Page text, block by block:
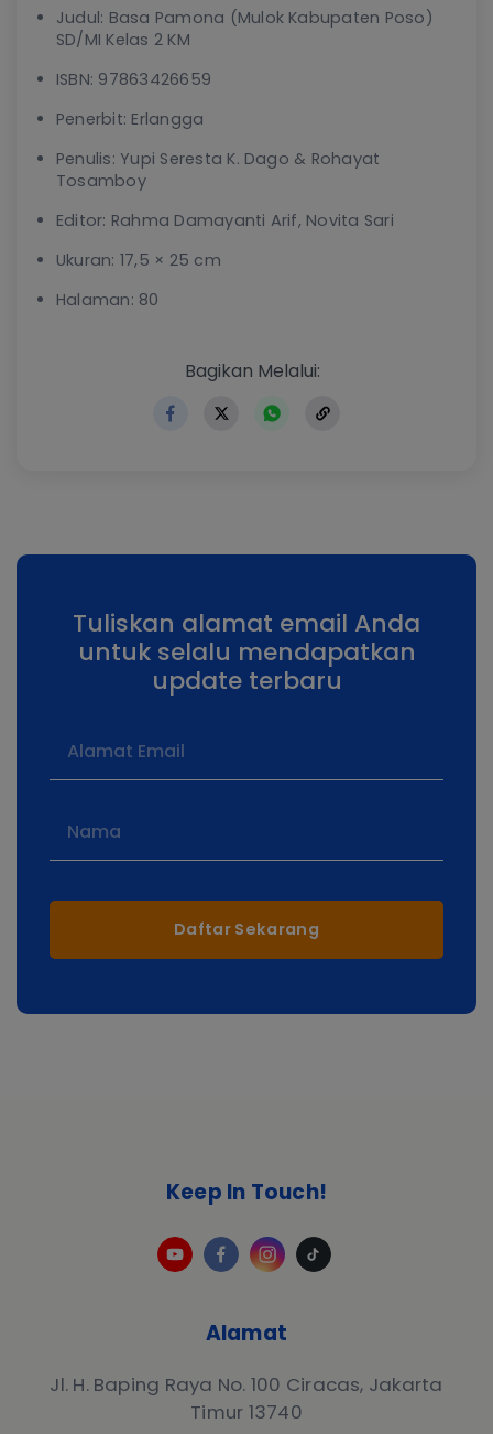
Judul: Basa Pamona (Mulok Kabupaten Poso)
SD/MI Kelas 2 KM
ISBN: 97863426659
Penerbit: Erlangga
Penulis: Yupi Seresta K. Dago & Rohayat
Tosamboy
Editor: Rahma Damayanti Arif, Novita Sari
Ukuran: 17,5 × 25 cm
Halaman: 80
https://
Bagikan Melalui:
Tuliskan alamat email Anda
untuk selalu mendapatkan
update terbaru
Daftar Sekarang
Alamat
Jl. H. Baping Raya No. 100 Ciracas, Jakarta
Timur 13740
Keep In Touch!